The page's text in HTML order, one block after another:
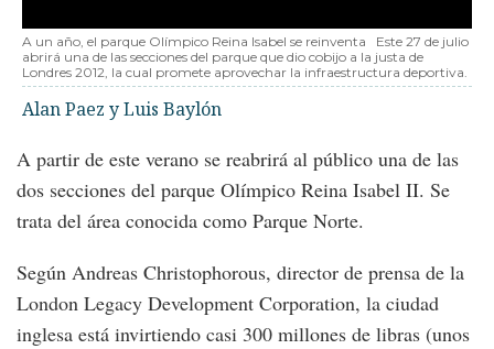
A un año, el parque Olímpico Reina Isabel se reinventa
Este 27 de julio
abrirá una de las secciones del parque que dio cobijo a la justa de
Londres 2012, la cual promete aprovechar la infraestructura deportiva.
Alan Paez y Luis Baylón
A partir de este verano se reabrirá al público una de las
dos secciones del parque Olímpico Reina Isabel II. Se
trata del área conocida como Parque Norte.
Según Andreas Christophorous, director de prensa de la
London Legacy Development Corporation, la ciudad
inglesa está invirtiendo casi 300 millones de libras (unos